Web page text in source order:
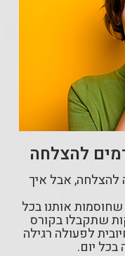
להצלחה
להצלחה, אבל איך
אותנו בכל
שתקבלו בקורס
לפעולה רגילה
יום.